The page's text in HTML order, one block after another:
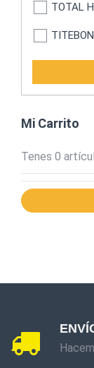
TOTAL
ATLAS
BIASSONI
COIMFER
KAIKEN
FISCHER
Mi Carrito
Tenes 0